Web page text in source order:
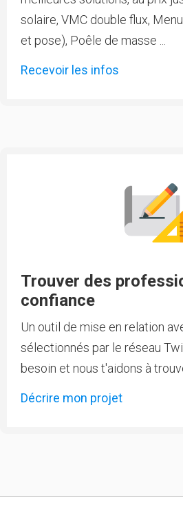
solaire, VMC double flux,
et pose), Poêle de masse ...
Recevoir les infos
Trouver des
confiance
Un outil de mise en relation
sélectionnés par le réseau
besoin et nous t'aidons à
Décrire mon projet